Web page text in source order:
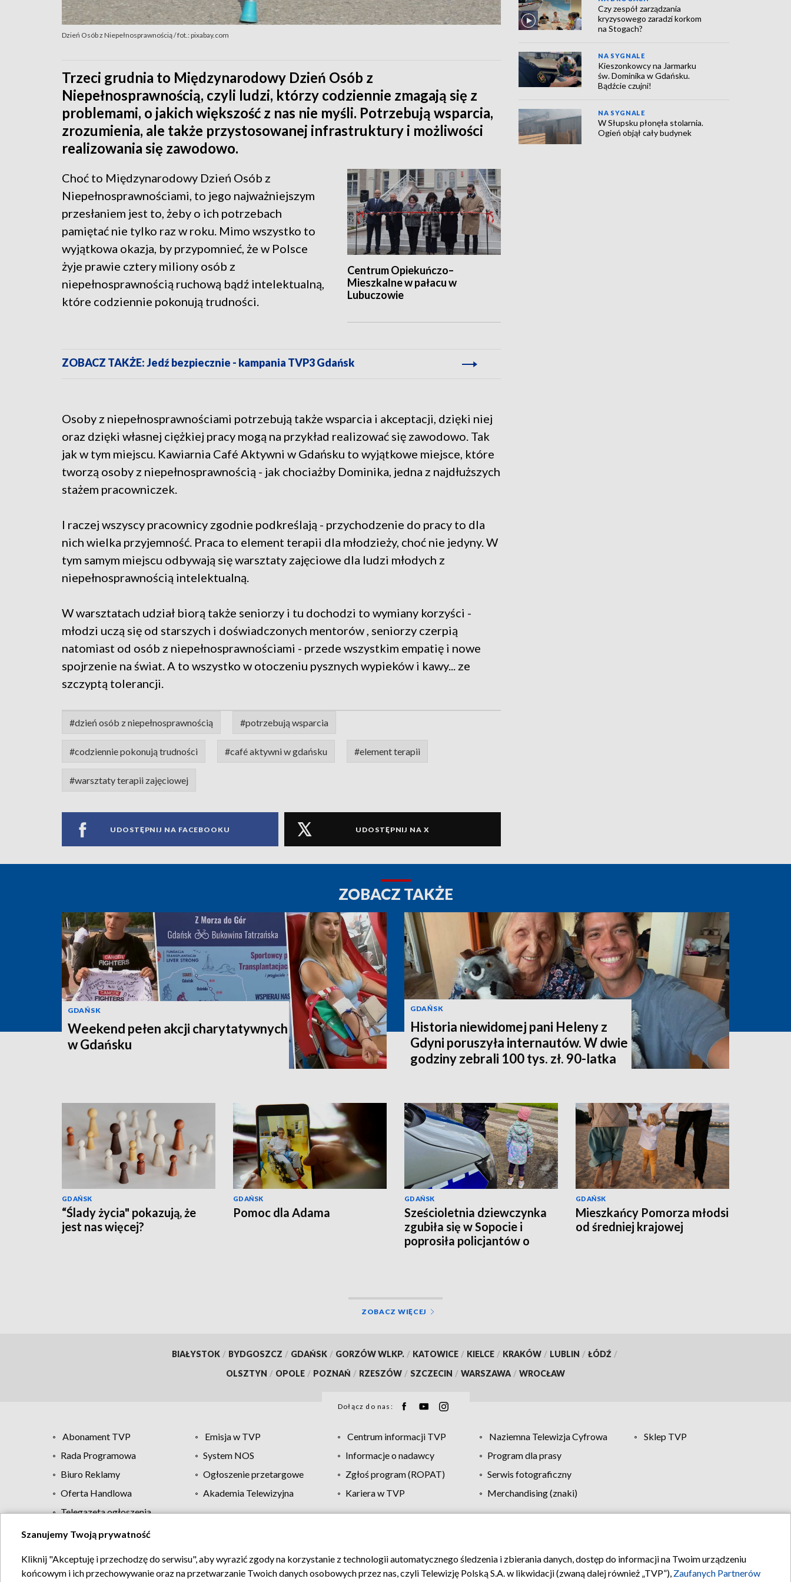
Dzień Osób z Niepełnosprawnością / fot.: pixabay.com
Trzeci grudnia to Międzynarodowy Dzień Osób z
Niepełnosprawnością, czyli ludzi, którzy codziennie zmagają się z
problemami, o jakich większość z nas nie myśli. Potrzebują wsparcia,
zrozumienia, ale także przystosowanej infrastruktury i możliwości
realizowania się zawodowo.
Centrum Opiekuńczo–
Mieszkalne w pałacu w
Lubuczowie
Choć to Międzynarodowy Dzień Osób z
Niepełnosprawnościami, to jego najważniejszym
przesłaniem jest to, żeby o ich potrzebach
pamiętać nie tylko raz w roku. Mimo wszystko to
wyjątkowa okazja, by przypomnieć, że w Polsce
żyje prawie cztery miliony osób z
niepełnosprawnością ruchową bądź intelektualną,
które codziennie pokonują trudności.
ZOBACZ TAKŻE: Jedź bezpiecznie - kampania TVP3 Gdańsk
Osoby z niepełnosprawnościami potrzebują także wsparcia i akceptacji, dzięki niej
oraz dzięki własnej ciężkiej pracy mogą na przykład realizować się zawodowo. Tak
jak w tym miejscu. Kawiarnia Café Aktywni w Gdańsku to wyjątkowe miejsce, które
tworzą osoby z niepełnosprawnością - jak chociażby Dominika, jedna z najdłuższych
stażem pracowniczek.
I raczej wszyscy pracownicy zgodnie podkreślają - przychodzenie do pracy to dla
nich wielka przyjemność. Praca to element terapii dla młodzieży, choć nie jedyny. W
tym samym miejscu odbywają się warsztaty zajęciowe dla ludzi młodych z
niepełnosprawnością intelektualną.
W warsztatach udział biorą także seniorzy i tu dochodzi to wymiany korzyści -
młodzi uczą się od starszych i doświadczonych mentorów , seniorzy czerpią
natomiast od osób z niepełnosprawnościami - przede wszystkim empatię i nowe
spojrzenie na świat. A to wszystko w otoczeniu pysznych wypieków i kawy... ze
szczyptą tolerancji.
#dzień osób z niepełnosprawnością #potrzebują wsparcia
#codziennie pokonują trudności #café aktywni w gdańsku #element terapii
#warsztaty terapii zajęciowej
UDOSTĘPNIJ NA FACEBOOKU UDOSTĘPNIJ NA X
Czy zespół zarządzania
kryzysowego zaradzi korkom
na Stogach?
NA SYGNALE
Kieszonkowcy na Jarmarku
św. Dominika w Gdańsku.
Bądźcie czujni!
NA SYGNALE
W Słupsku płonęła stolarnia.
Ogień objął cały budynek
ZOBACZ TAKŻE
GDAŃSK
Weekend pełen akcji charytatywnych
w Gdańsku
GDAŃSK
Historia niewidomej pani Heleny z
Gdyni poruszyła internautów. W dwie
godziny zebrali 100 tys. zł. 90-latka
GDAŃSK
“Ślady życia" pokazują, że
jest nas więcej?
GDAŃSK
Pomoc dla Adama
GDAŃSK
Sześcioletnia dziewczynka
zgubiła się w Sopocie i
poprosiła policjantów o
GDAŃSK
Mieszkańcy Pomorza młodsi
od średniej krajowej
ZOBACZ WIĘCEJ
BIAŁYSTOK / BYDGOSZCZ / GDAŃSK / GORZÓW WLKP. / KATOWICE / KIELCE / KRAKÓW / LUBLIN / ŁÓDŹ /
OLSZTYN / OPOLE / POZNAŃ / RZESZÓW / SZCZECIN / WARSZAWA / WROCŁAW
Dołącz do nas:
Abonament TVP Emisja w TVP Centrum informacji TVP Naziemna Telewizja Cyfrowa
Sklep TVP
Rada Programowa
System NOS Informacje o nadawcy
Program dla prasy
Biuro Reklamy
Ogłoszenie przetargowe Zgłoś program (ROPAT)
Serwis fotograficzny
Oferta Handlowa
Akademia Telewizyjna Kariera w TVP
Merchandising (znaki)
Telegazeta ogłoszenia
Regulamin TVP Polityka prywatności Moje zgody Pomoc Biuro reklamy Kontakt
Szanujemy Twoją prywatność
Kliknij "Akceptuję i przechodzę do serwisu", aby wyrazić zgody na korzystanie z technologii automatycznego śledzenia i zbierania danych, dostęp do informacji na Twoim urządzeniu
końcowym i ich przechowywanie oraz na przetwarzanie Twoich danych osobowych przez nas, czyli Telewizję Polską S.A. w likwidacji (zwaną dalej również „TVP”), Zaufanych Partnerów